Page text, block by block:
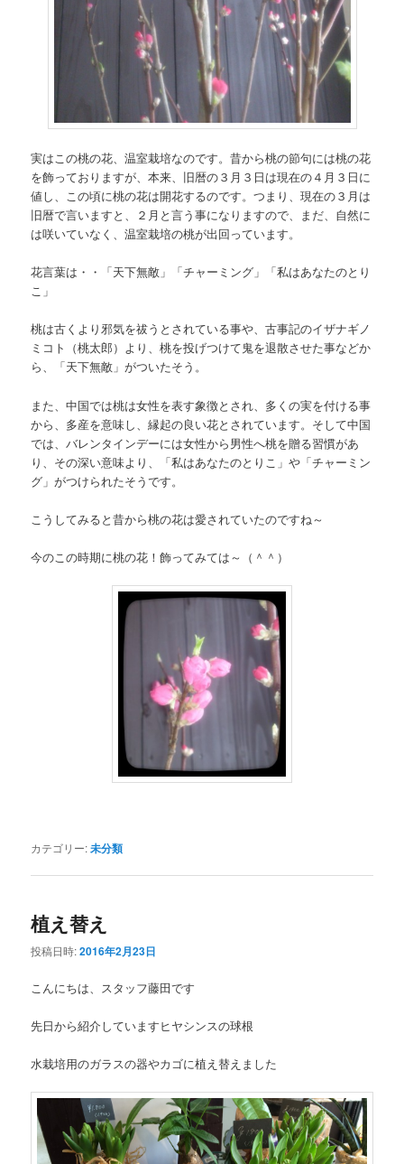
実はこの桃の花、温室栽培なのです。昔から桃の節句には桃の花
を飾っておりますが、本来、旧暦の３月３日は現在の４月３日に
値し、この頃に桃の花は開花するのです。つまり、現在の３月は
旧暦で言いますと、２月と言う事になりますので、まだ、自然に
は咲いていなく、温室栽培の桃が出回っています。
花言葉は・・「天下無敵」「チャーミング」「私はあなたのとり
こ」
桃は古くより邪気を祓うとされている事や、古事記のイザナギノ
ミコト（桃太郎）より、桃を投げつけて鬼を退散させた事などか
ら、「天下無敵」がついたそう。
また、中国では桃は女性を表す象徴とされ、多くの実を付ける事
から、多産を意味し、縁起の良い花とされています。そして中国
では、バレンタインデーには女性から男性へ桃を贈る習慣があ
り、その深い意味より、「私はあなたのとりこ」や「チャーミン
グ」がつけられたそうです。
こうしてみると昔から桃の花は愛されていたのですね～
今のこの時期に桃の花！飾ってみては～（＾＾）
カテゴリー:未分類
植え替え
投稿日時:2016年2月23日
こんにちは、スタッフ藤田です
先日から紹介していますヒヤシンスの球根
水栽培用のガラスの器やカゴに植え替えました